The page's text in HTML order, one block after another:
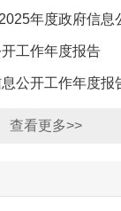
年度政府信息
工作年度报告
公开工作年度报
查看更多>>